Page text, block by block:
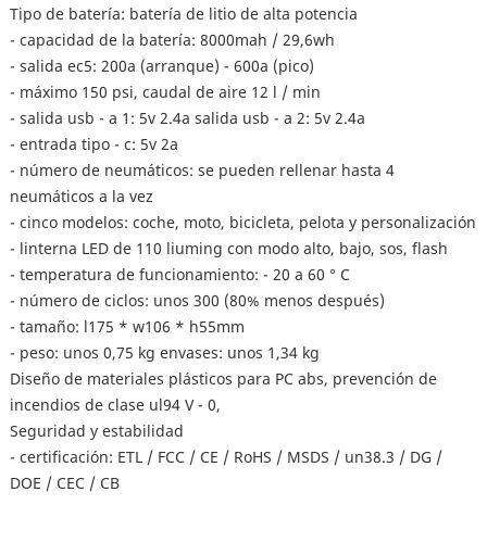
Tipo de batería: batería de litio de alta potencia
- capacidad de la batería: 8000mah / 29,6wh
- salida ec5: 200a (arranque) - 600a (pico)
- máximo 150 psi, caudal de aire 12 l / min
- salida usb - a 1: 5v 2.4a salida usb - a 2: 5v 2.4a
- entrada tipo - c: 5v 2a
- número de neumáticos: se pueden rellenar hasta 4
neumáticos a la vez
- cinco modelos: coche, moto, bicicleta, pelota y personalización
- linterna LED de 110 liuming con modo alto, bajo, sos, flash
- temperatura de funcionamiento: - 20 a 60 ° C
- número de ciclos: unos 300 (80% menos después)
- tamaño: l175 * w106 * h55mm
- peso: unos 0,75 kg envases: unos 1,34 kg
Diseño de materiales plásticos para PC abs, prevención de
incendios de clase ul94 V - 0,
Seguridad y estabilidad
- certificación: ETL / FCC / CE / RoHS / MSDS / un38.3 / DG /
DOE / CEC / CB